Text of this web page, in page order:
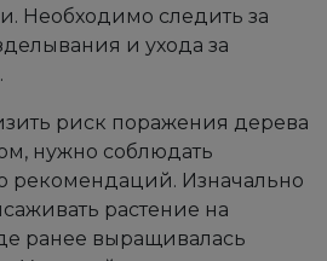
Необходимо следить за
и ухода за
риск поражения дерева
нужно соблюдать
рекомендаций. Изначально
растение на
ранее выращивалась